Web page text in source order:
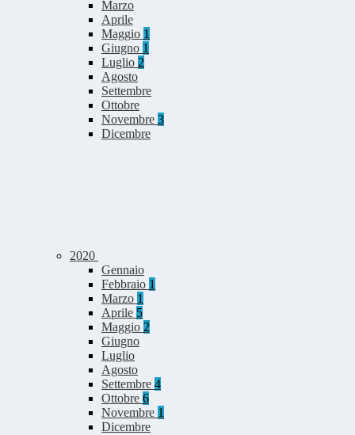
Marzo
Aprile
Maggio 1
Giugno 1
Luglio 2
Agosto
Settembre
Ottobre
Novembre 3
Dicembre
2020
Gennaio
Febbraio 1
Marzo 1
Aprile 5
Maggio 2
Giugno
Luglio
Agosto
Settembre 4
Ottobre 6
Novembre 1
Dicembre